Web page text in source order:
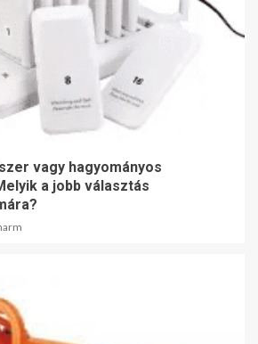
vagy hagyományos
a jobb választás